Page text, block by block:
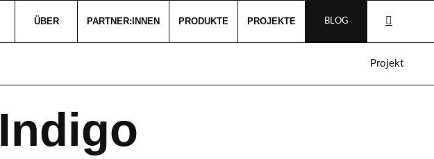
ÜBER PARTNER:INNEN PRODUKTE PROJEKTE BLOG
Projekt
Indigo